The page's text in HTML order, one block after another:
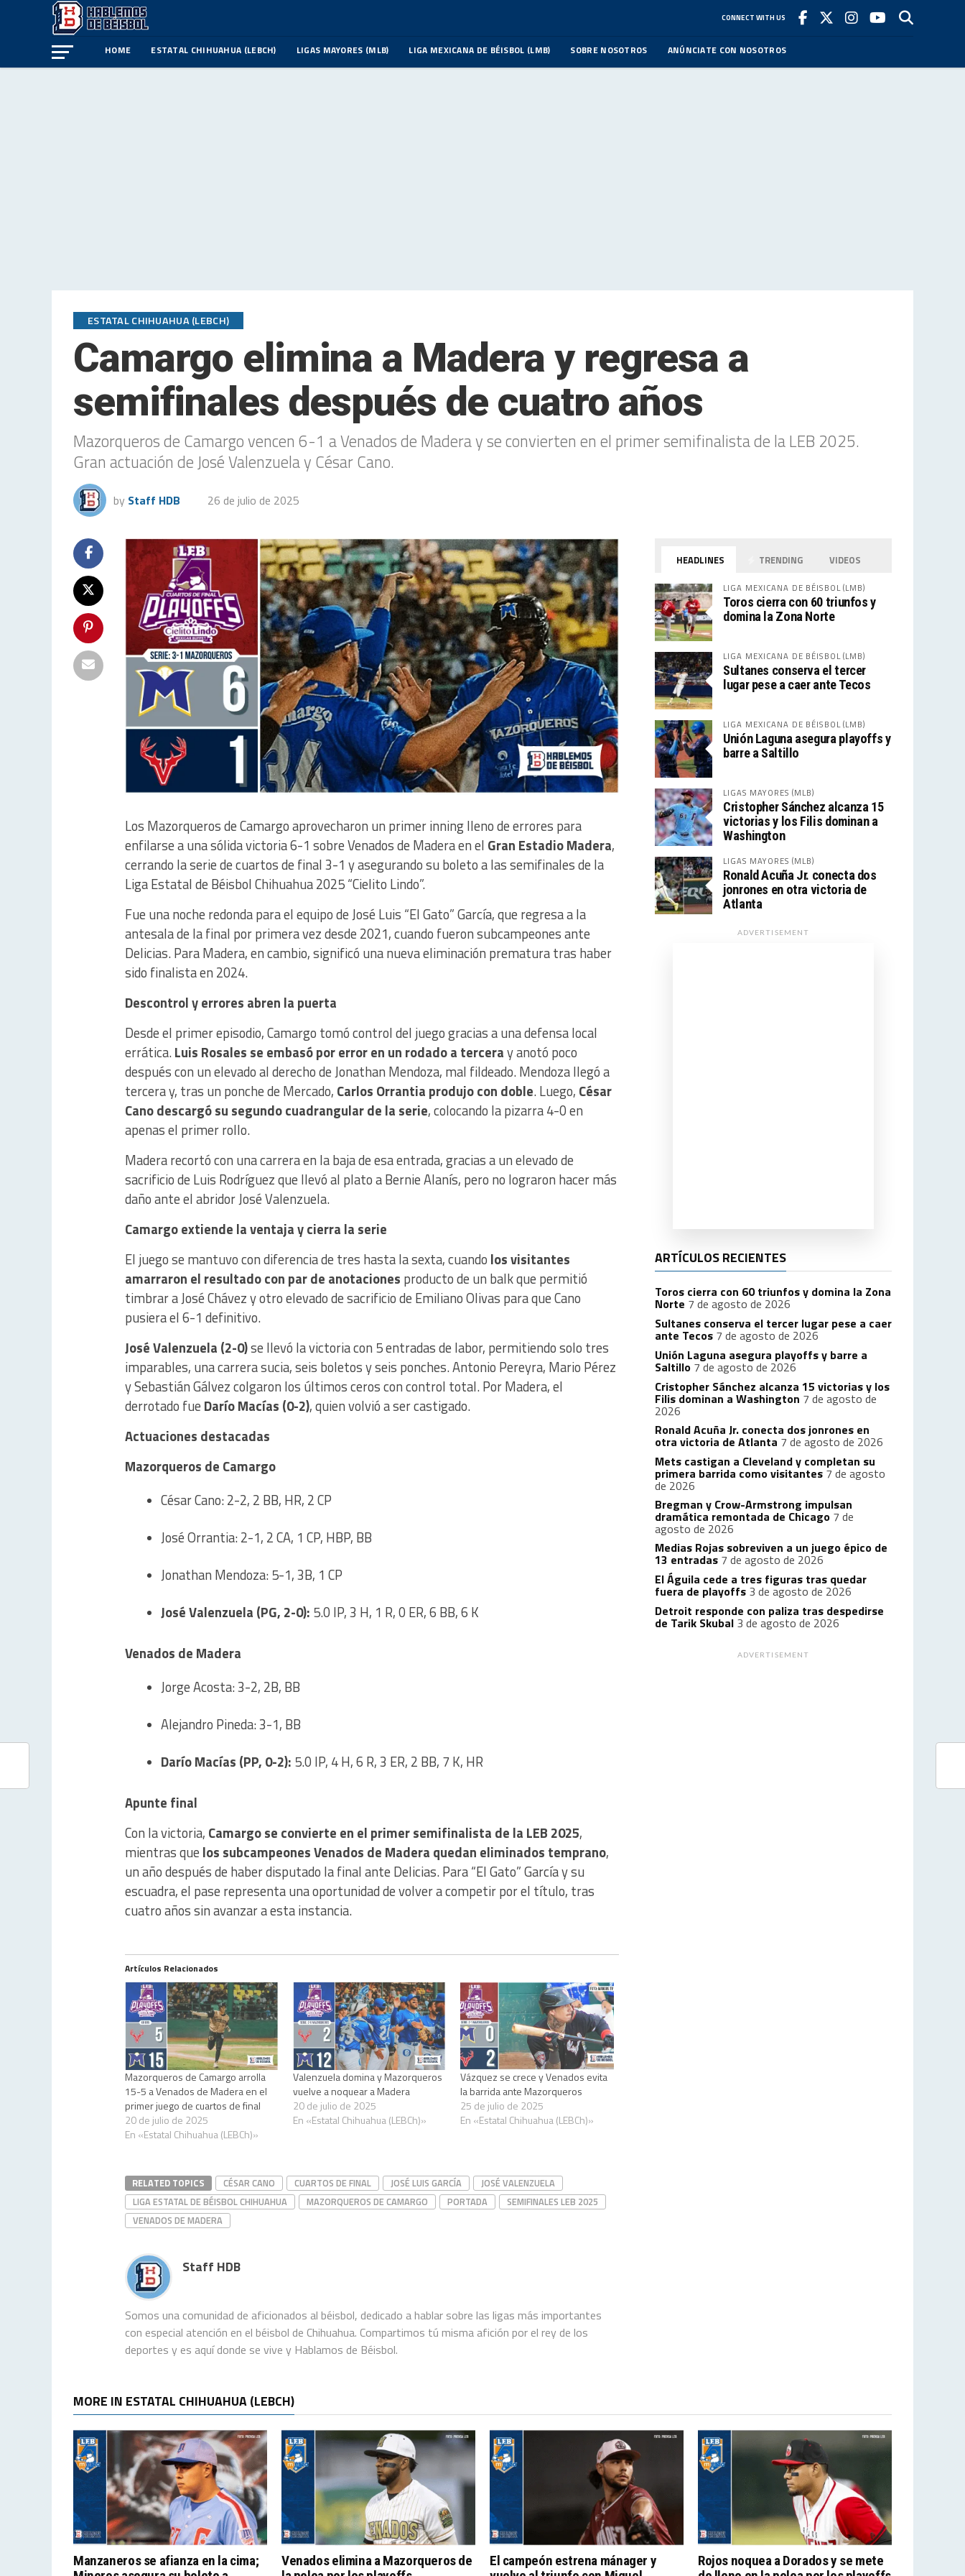
CONNECT WITH US
HOME ESTATAL CHIHUAHUA (LEBCH) LIGAS MAYORES (MLB) LIGA MEXICANA DE BÉISBOL (LMB) SOBRE NOSOTROS ANÚNCIATE CON NOSOTROS
ESTATAL CHIHUAHUA (LEBCH)
Camargo elimina a Madera y regresa a
semifinales después de cuatro años
Mazorqueros de Camargo vencen 6-1 a Venados de Madera y se convierten en el primer semifinalista de la LEB 2025.
Gran actuación de José Valenzuela y César Cano.
by Staff HDB 26 de julio de 2025
Los Mazorqueros de Camargo aprovecharon un primer inning lleno de errores para
enfilarse a una sólida victoria 6-1 sobre Venados de Madera en el Gran Estadio Madera,
cerrando la serie de cuartos de final 3-1 y asegurando su boleto a las semifinales de la
Liga Estatal de Béisbol Chihuahua 2025 “Cielito Lindo”.
Fue una noche redonda para el equipo de José Luis “El Gato” García, que regresa a la
antesala de la final por primera vez desde 2021, cuando fueron subcampeones ante
Delicias. Para Madera, en cambio, significó una nueva eliminación prematura tras haber
sido finalista en 2024.
Descontrol y errores abren la puerta
Desde el primer episodio, Camargo tomó control del juego gracias a una defensa local
errática.Luis Rosales se embasó por error en un rodado a terceray anotó poco
después con un elevado al derecho de Jonathan Mendoza, mal fildeado. Mendoza llegó a
tercera y, tras un ponche de Mercado, Carlos Orrantia produjo con doble. Luego, César
Cano descargó su segundo cuadrangular de la serie, colocando la pizarra 4-0 en
apenas el primer rollo.
Madera recortó con una carrera en la baja de esa entrada, gracias a un elevado de
sacrificio de Luis Rodríguez que llevó al plato a Bernie Alanís, pero no lograron hacer más
daño ante el abridor José Valenzuela.
Camargo extiende la ventaja y cierra la serie
El juego se mantuvo con diferencia de tres hasta la sexta, cuando los visitantes
amarraron el resultado con par de anotaciones producto de un balk que permitió
timbrar a José Chávez y otro elevado de sacrificio de Emiliano Olivas para que Cano
pusiera el 6-1 definitivo.
José Valenzuela (2-0)se llevó la victoria con 5 entradas de labor, permitiendo solo tres
imparables, una carrera sucia, seis boletos y seis ponches. Antonio Pereyra, Mario Pérez
y Sebastián Gálvez colgaron los últimos ceros con control total. Por Madera, el
derrotado fue Darío Macías (0-2), quien volvió a ser castigado.
Actuaciones destacadas
Mazorqueros de Camargo
César Cano: 2-2, 2 BB, HR, 2 CP
José Orrantia: 2-1, 2 CA, 1 CP, HBP, BB
Jonathan Mendoza: 5-1, 3B, 1 CP
José Valenzuela (PG, 2-0): 5.0 IP, 3 H, 1 R, 0 ER, 6 BB, 6 K
Venados de Madera
Jorge Acosta: 3-2, 2B, BB
Alejandro Pineda: 3-1, BB
Darío Macías (PP, 0-2): 5.0 IP, 4 H, 6 R, 3 ER, 2 BB, 7 K, HR
Apunte final
Con la victoria, Camargo se convierte en el primer semifinalista de la LEB 2025,
mientras que los subcampeones Venados de Madera quedan eliminados temprano,
un año después de haber disputado la final ante Delicias. Para “El Gato” García y su
escuadra, el pase representa una oportunidad de volver a competir por el título, tras
cuatro años sin avanzar a esta instancia.
Artículos Relacionados
Mazorqueros de Camargo arrolla
15-5 a Venados de Madera en el
primer juego de cuartos de final
20 de julio de 2025
En «Estatal Chihuahua (LEBCh)»
Valenzuela domina y Mazorqueros
vuelve a noquear a Madera
20 de julio de 2025
En «Estatal Chihuahua (LEBCh)»
Vázquez se crece y Venados evita
la barrida ante Mazorqueros
25 de julio de 2025
En «Estatal Chihuahua (LEBCh)»
RELATED TOPICS CÉSAR CANO CUARTOS DE FINAL JOSÉ LUIS GARCÍA
JOSÉ VALENZUELA
LIGA ESTATAL DE BÉISBOL CHIHUAHUA
MAZORQUEROS DE CAMARGO PORTADA
SEMIFINALES LEB 2025
VENADOS DE MADERA
Staff HDB
Somos una comunidad de aficionados al béisbol, dedicado a hablar sobre las ligas más importantes
con especial atención en el béisbol de Chihuahua. Compartimos tú misma afición por el rey de los
deportes y es aquí donde se vive y Hablamos de Béisbol.
HEADLINES TRENDING VIDEOS
LIGA MEXICANA DE BÉISBOL (LMB)
Toros cierra con 60 triunfos y
domina la Zona Norte
LIGA MEXICANA DE BÉISBOL (LMB)
Sultanes conserva el tercer
lugar pese a caer ante Tecos
LIGA MEXICANA DE BÉISBOL (LMB)
Unión Laguna asegura playoffs y
barre a Saltillo
LIGAS MAYORES (MLB)
Cristopher Sánchez alcanza 15
victorias y los Filis dominan a
Washington
LIGAS MAYORES (MLB)
Ronald Acuña Jr. conecta dos
jonrones en otra victoria de
Atlanta
ADVERTISEMENT
ARTÍCULOS RECIENTES
Toros cierra con 60 triunfos y domina la Zona
Norte 7 de agosto de 2026
Sultanes conserva el tercer lugar pese a caer
ante Tecos 7 de agosto de 2026
Unión Laguna asegura playoffs y barre a
Saltillo 7 de agosto de 2026
Cristopher Sánchez alcanza 15 victorias y los
Filis dominan a Washington 7 de agosto de
2026
Ronald Acuña Jr. conecta dos jonrones en
otra victoria de Atlanta 7 de agosto de 2026
Mets castigan a Cleveland y completan su
primera barrida como visitantes 7 de agosto
de 2026
Bregman y Crow-Armstrong impulsan
dramática remontada de Chicago 7 de
agosto de 2026
Medias Rojas sobreviven a un juego épico de
13 entradas 7 de agosto de 2026
El Águila cede a tres figuras tras quedar
fuera de playoffs 3 de agosto de 2026
Detroit responde con paliza tras despedirse
de Tarik Skubal 3 de agosto de 2026
ADVERTISEMENT
MORE IN ESTATAL CHIHUAHUA (LEBCH)
Manzaneros se afianza en la cima;
Venados elimina a Mazorqueros de
El campeón estrena mánager y
Rojos noquea a Dorados y se mete